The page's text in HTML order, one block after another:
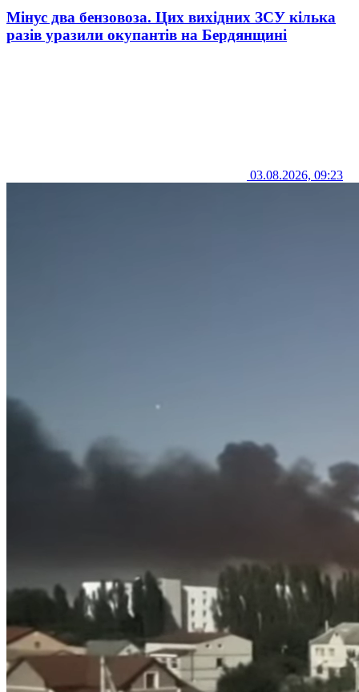
Мінус два бензовоза. Цих вихідних ЗСУ кілька
разів уразили окупантів на Бердянщині
03.08.2026, 09:23